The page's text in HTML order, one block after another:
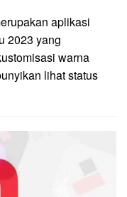
aplikasi
2023 yang
warna
lihat status